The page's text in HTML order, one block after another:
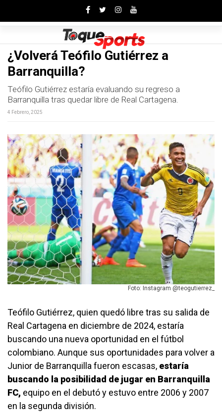
¿Volverá Teófilo Gutiérrez a
Barranquilla?
Teófilo Gutiérrez estaría evaluando su regreso a
Barranquilla tras quedar libre de Real Cartagena.
4 Febrero, 2025
Foto: Instagram @teogutierrez_
Teófilo Gutiérrez, quien quedó libre tras su salida de
Real Cartagena en diciembre de 2024, estaría
buscando una nueva oportunidad en el fútbol
colombiano. Aunque sus oportunidades para volver a
Junior de Barranquilla fueron escasas, estaría
buscando la posibilidad de jugar en Barranquilla
FC, equipo en el debutó y estuvo entre 2006 y 2007
en la segunda división.